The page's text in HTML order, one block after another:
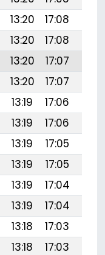
13:20 17:08
13:20 17:08
13:20 17:07
13:20 17:07
13:19 17:06
13:19 17:06
13:19 17:05
13:19 17:05
13:19 17:04
13:19 17:04
13:18 17:03
13:18 17:03